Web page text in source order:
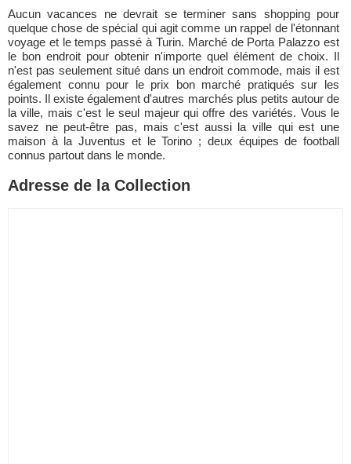
Aucun vacances ne devrait se terminer sans shopping pour
quelque chose de spécial qui agit comme un rappel de l'étonnant
voyage et le temps passé à Turin. Marché de Porta Palazzo est
le bon endroit pour obtenir n'importe quel élément de choix. Il
n'est pas seulement situé dans un endroit commode, mais il est
également connu pour le prix bon marché pratiqués sur les
points. Il existe également d'autres marchés plus petits autour de
la ville, mais c'est le seul majeur qui offre des variétés. Vous le
savez ne peut-être pas, mais c'est aussi la ville qui est une
maison à la Juventus et le Torino ; deux équipes de football
connus partout dans le monde.
Adresse de la Collection